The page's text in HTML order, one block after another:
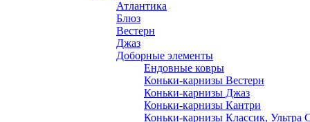
Атлантика
Блюз
Вестерн
Джаз
Доборные элементы
Ендовные ковры
Коньки-карнизы Вестерн
Коньки-карнизы Джаз
Коньки-карнизы Кантри
Коньки-карнизы Классик, Ультра